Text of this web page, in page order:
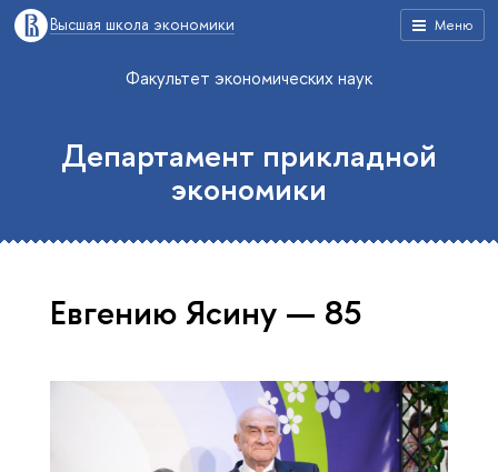
Меню
Высшая школа экономики
Факультет экономических наук
Департамент прикладной
экономики
Евгению Ясину — 85